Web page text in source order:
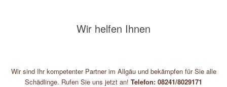
Wir helfen Ihnen
Wir sind Ihr kompetenter Partner im Allgäu und bekämpfen für Sie alle
Schädlinge. Rufen Sie uns jetzt an! Telefon: 08241/8029171